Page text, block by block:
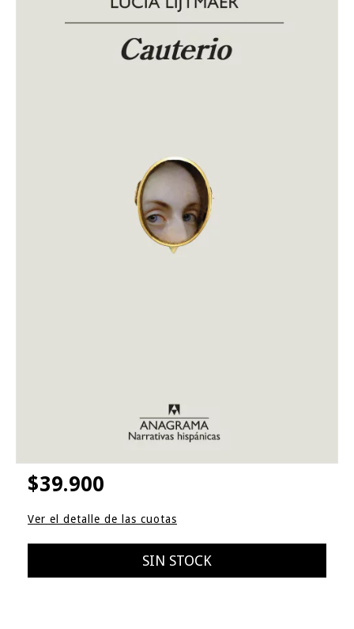
$39.900
Ver el detalle de las cuotas